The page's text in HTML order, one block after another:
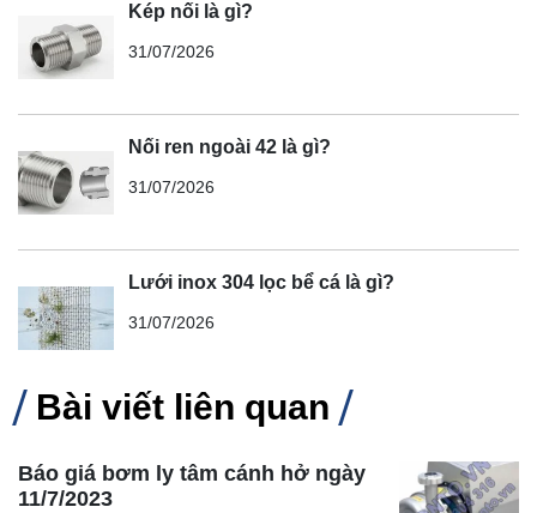
Kép nối là gì?
31/07/2026
Nối ren ngoài 42 là gì?
31/07/2026
Lưới inox 304 lọc bể cá là gì?
31/07/2026
Bài viết liên quan
Báo giá bơm ly tâm cánh hở ngày
11/7/2023